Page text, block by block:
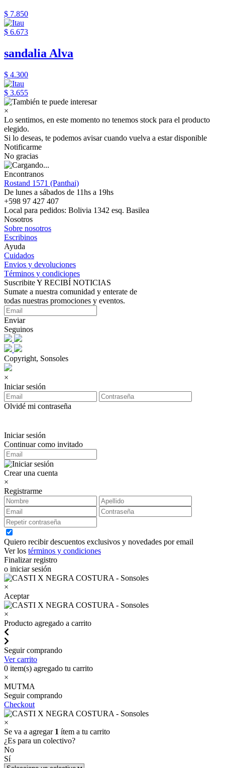
$ 7.850
$ 6.673
sandalia Alva
$ 4.300
$ 3.655
×
Lo sentimos, en este momento no tenemos stock para el producto
elegido.
Si lo deseas, te podemos avisar cuando vuelva a estar disponible
Notificarme
No gracias
Encontranos
Rostand 1571 (Panthai)
De lunes a sábados de 11hs a 19hs
+598 97 427 407
Local para pedidos: Bolivia 1342 esq. Basilea
Nosotros
Sobre nosotros
Escribinos
Ayuda
Cuidados
Envios y devoluciones
Términos y condiciones
Suscribite Y RECIBÍ NOTICIAS
Sumate a nuestra comunidad y enterate de
todas nuestras promociones y eventos.
Enviar
Seguinos
Copyright, Sonsoles
×
Iniciar sesión
Olvidé mi contraseña
Iniciar sesión
Continuar como invitado
Crear una cuenta
×
Registrarme
Quiero recibir descuentos exclusivos y novedades por email
Ver los términos y condiciones
Finalizar registro
o iniciar sesión
×
Aceptar
×
Producto agregado a carrito
Seguir comprando
Ver carrito
0 item(s) agregado tu carrito
×
MUTMA
Seguir comprando
Checkout
×
Se va a agregar 1 ítem a tu carrito
¿Es para un colectivo?
No
Sí